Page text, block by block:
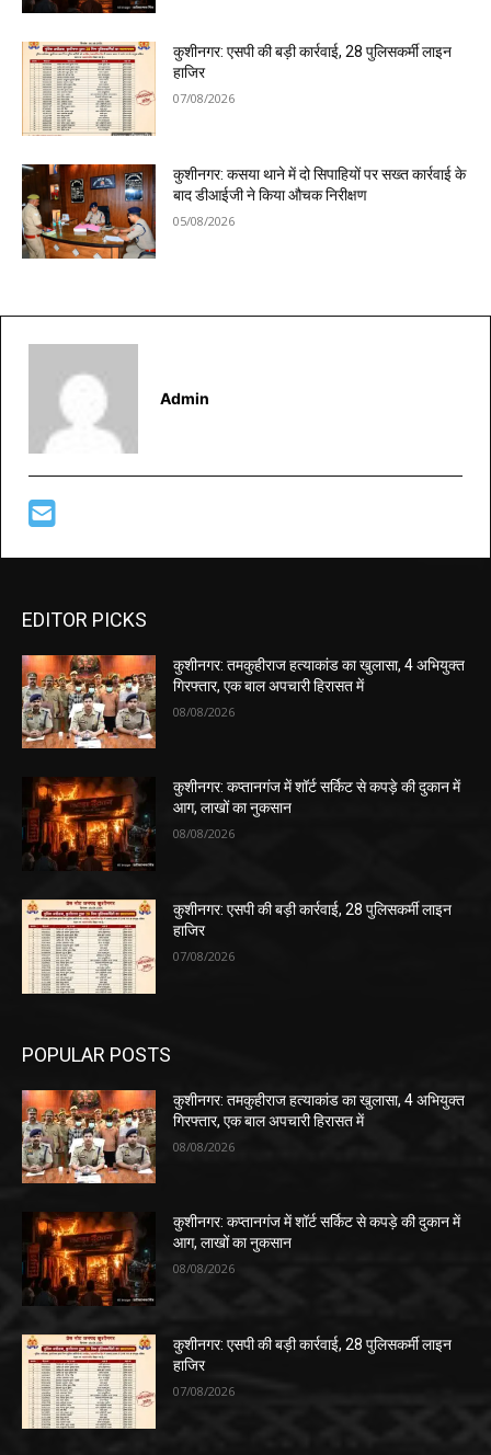
कुशीनगर: एसपी की बड़ी कार्रवाई, 28 पुलिसकर्मी लाइन
हाजिर
07/08/2026
कुशीनगर: कसया थाने में दो सिपाहियों पर सख्त कार्रवाई के
बाद डीआईजी ने किया औचक निरीक्षण
05/08/2026
Admin
EDITOR PICKS
कुशीनगर: तमकुहीराज हत्याकांड का खुलासा, 4 अभियुक्त
गिरफ्तार, एक बाल अपचारी हिरासत में
08/08/2026
कुशीनगर: कप्तानगंज में शॉर्ट सर्किट से कपड़े की दुकान में
आग, लाखों का नुकसान
08/08/2026
कुशीनगर: एसपी की बड़ी कार्रवाई, 28 पुलिसकर्मी लाइन
हाजिर
07/08/2026
POPULAR POSTS
कुशीनगर: तमकुहीराज हत्याकांड का खुलासा, 4 अभियुक्त
गिरफ्तार, एक बाल अपचारी हिरासत में
08/08/2026
कुशीनगर: कप्तानगंज में शॉर्ट सर्किट से कपड़े की दुकान में
आग, लाखों का नुकसान
08/08/2026
कुशीनगर: एसपी की बड़ी कार्रवाई, 28 पुलिसकर्मी लाइन
हाजिर
07/08/2026